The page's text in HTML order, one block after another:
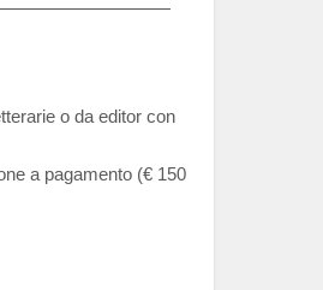
o da editor con
a pagamento (€ 150